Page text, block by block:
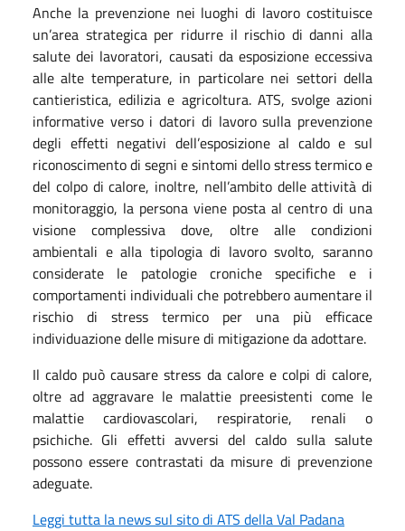
Anche la prevenzione nei luoghi di lavoro costituisce
un’area strategica per ridurre il rischio di danni alla
salute dei lavoratori, causati da esposizione eccessiva
alle alte temperature, in particolare nei settori della
cantieristica, edilizia e agricoltura. ATS, svolge azioni
informative verso i datori di lavoro sulla prevenzione
degli effetti negativi dell’esposizione al caldo e sul
riconoscimento di segni e sintomi dello stress termico e
del colpo di calore, inoltre, nell’ambito delle attività di
monitoraggio, la persona viene posta al centro di una
visione complessiva dove, oltre alle condizioni
ambientali e alla tipologia di lavoro svolto, saranno
considerate le patologie croniche specifiche e i
comportamenti individuali che potrebbero aumentare il
rischio di stress termico per una più efficace
individuazione delle misure di mitigazione da adottare.
Il caldo può causare stress da calore e colpi di calore,
oltre ad aggravare le malattie preesistenti come le
malattie cardiovascolari, respiratorie, renali o
psichiche. Gli effetti avversi del caldo sulla salute
possono essere contrastati da misure di prevenzione
adeguate.
Leggi tutta la news sul sito di ATS della Val Padana